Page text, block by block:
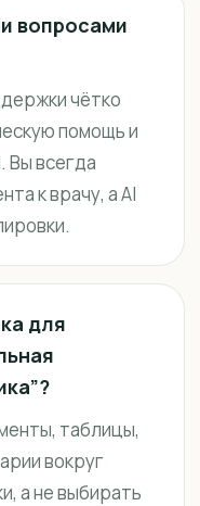
вопросами
чётко
помощь и
Вы всегда
к врачу, а AI
для
таблицы,
вокруг
а не выбирать